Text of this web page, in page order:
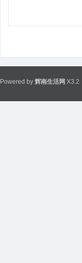
Powered by 辉南生活网 X3.2